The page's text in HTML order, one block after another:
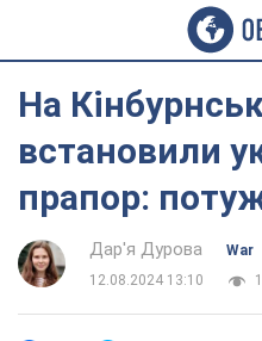
На
встановили
прапор:
Дар'я Дурова
War
12.08.2024 13:10